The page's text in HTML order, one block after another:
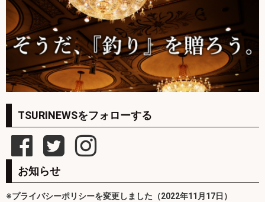
TSURINEWSをフォローする
お知らせ
※プライバシーポリシーを変更しました（2022年11月17日）